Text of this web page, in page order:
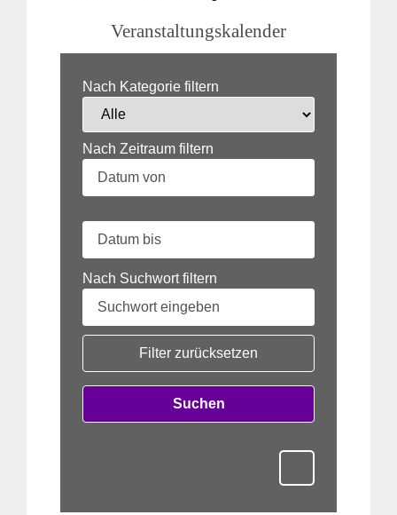
Veranstaltungskalender
Nach Kategorie filtern
Nach Zeitraum filtern
Nach Suchwort filtern
Filter zurücksetzen
Suchen